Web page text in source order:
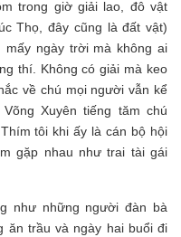
trong giờ giải lao, đô vật
Thọ, đây cũng là đất vật)
mấy ngày trời mà không ai
thí. Không có giải mà keo
về chú mọi người vẫn kể
Xuyên tiếng tăm chú
tôi khi ấy là cán bộ hội
gặp nhau như trai tài gái
như những người đàn bà
ăn trầu và ngày hai buổi đi